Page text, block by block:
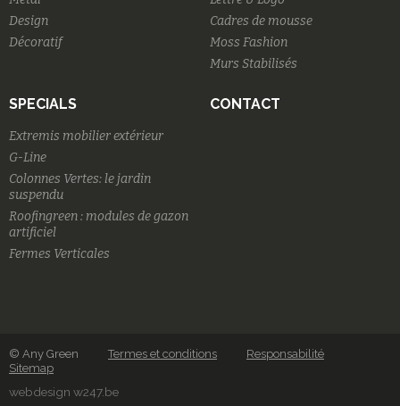
Design
Décoratif
Cadres de mousse
Moss Fashion
Murs Stabilisés
SPECIALS
Extremis mobilier extérieur
G-Line
Colonnes Vertes: le jardin
suspendu
Roofingreen : modules de gazon
artificiel
Fermes Verticales
CONTACT
© Any Green Termes et conditions
Responsabilité
Sitemap
webdesign w247.be